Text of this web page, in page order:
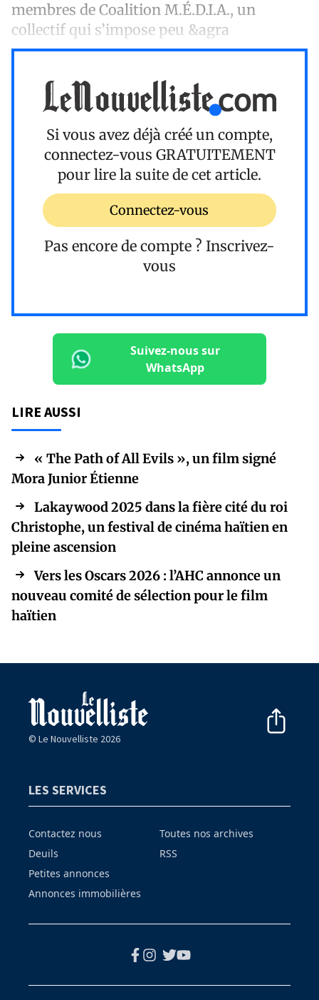
membres de Coalition M.É.D.I.A., un
collectif qui s’impose peu &agra
Si vous avez déjà créé un compte,
connectez-vous GRATUITEMENT
pour lire la suite de cet article.
Connectez-vous
Pas encore de compte ? Inscrivez-
vous
Suivez-nous sur
WhatsApp
LIRE AUSSI
« The Path of All Evils », un film signé
Mora Junior Étienne
Lakaywood 2025 dans la fière cité du roi
Christophe, un festival de cinéma haïtien en
pleine ascension
Vers les Oscars 2026 : l’AHC annonce un
nouveau comité de sélection pour le film
haïtien
© Le Nouvelliste 2026
LES SERVICES
Contactez nous
Deuils
Petites annonces
Annonces immobilières
Toutes nos archives
RSS